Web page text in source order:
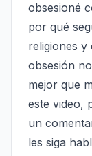
obsesioné
por qué
religiones y
obsesión
mejor que
este video,
un
les siga